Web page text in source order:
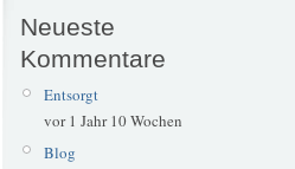
Neueste
Kommentare
Entsorgt
vor 1 Jahr 10 Wochen
Blog